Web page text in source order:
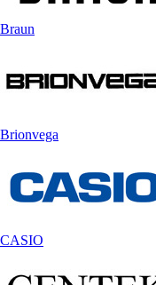
Braun
Brionvega
CASIO